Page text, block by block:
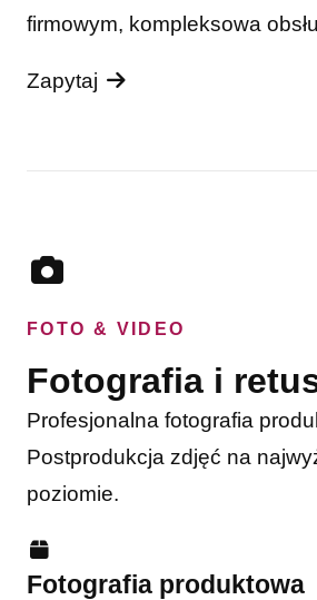
firmowym, kompleksowa
Zapytaj
FOTO & VIDEO
Fotografia i
Profesjonalna fotografia
Postprodukcja zdjęć na
poziomie.
Fotografia produktowa